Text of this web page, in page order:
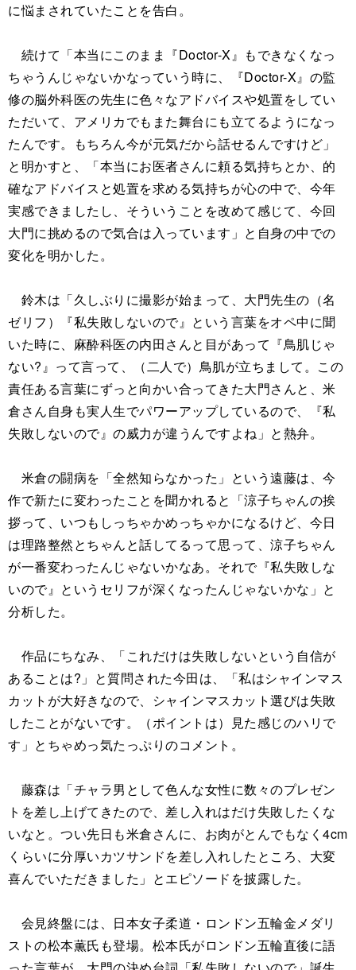
に悩まされていたことを告白。
続けて「本当にこのまま『Doctor-X』もできなくなっ
ちゃうんじゃないかなっていう時に、『Doctor-X』の監
修の脳外科医の先生に色々なアドバイスや処置をしてい
ただいて、アメリカでもまた舞台にも立てるようになっ
たんです。もちろん今が元気だから話せるんですけど」
と明かすと、「本当にお医者さんに頼る気持ちとか、的
確なアドバイスと処置を求める気持ちが心の中で、今年
実感できましたし、そういうことを改めて感じて、今回
大門に挑めるので気合は入っています」と自身の中での
変化を明かした。
鈴木は「久しぶりに撮影が始まって、大門先生の（名
ゼリフ）『私失敗しないので』という言葉をオペ中に聞
いた時に、麻酔科医の内田さんと目があって『鳥肌じゃ
ない?』って言って、（二人で）鳥肌が立ちまして。この
責任ある言葉にずっと向かい合ってきた大門さんと、米
倉さん自身も実人生でパワーアップしているので、『私
失敗しないので』の威力が違うんですよね」と熱弁。
米倉の闘病を「全然知らなかった」という遠藤は、今
作で新たに変わったことを聞かれると「涼子ちゃんの挨
拶って、いつもしっちゃかめっちゃかになるけど、今日
は理路整然とちゃんと話してるって思って、涼子ちゃん
が一番変わったんじゃないかなあ。それで『私失敗しな
いので』というセリフが深くなったんじゃないかな」と
分析した。
作品にちなみ、「これだけは失敗しないという自信が
あることは?」と質問された今田は、「私はシャインマス
カットが大好きなので、シャインマスカット選びは失敗
したことがないです。（ポイントは）見た感じのハリで
す」とちゃめっ気たっぷりのコメント。
藤森は「チャラ男として色んな女性に数々のプレゼン
トを差し上げてきたので、差し入れはだけ失敗したくな
いなと。つい先日も米倉さんに、お肉がとんでもなく4cm
くらいに分厚いカツサンドを差し入れしたところ、大変
喜んでいただきました」とエピソードを披露した。
会見終盤には、日本女子柔道・ロンドン五輪金メダリ
ストの松本薫氏も登場。松本氏がロンドン五輪直後に語